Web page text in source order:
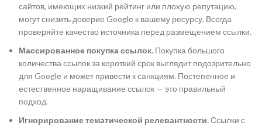
сайтов, имеющих низкий рейтинг или плохую репутацию,
могут снизить доверие Google к вашему ресурсу. Всегда
проверяйте качество источника перед размещением ссылки.
Массированное покупка ссылок. Покупка большого
количества ссылок за короткий срок выглядит подозрительно
для Google и может привести к санкциям. Постепенное и
естественное наращивание ссылок — это правильный
подход.
Игнорирование тематической релевантности.Ссылки с